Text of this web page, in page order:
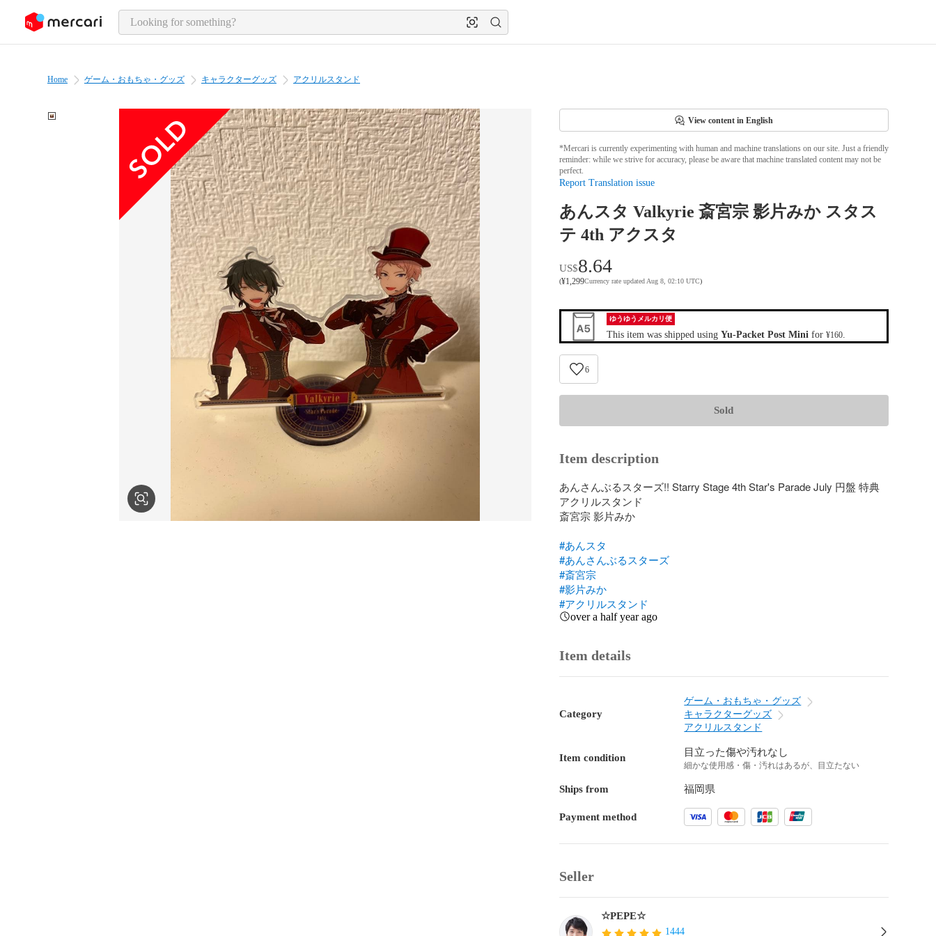
page content
Home ゲーム・おもちゃ・グッズ キャラクターグッズ アクリルスタンド
View content in English
*Mercari is currently experimenting with human and machine translations on our site. Just a friendly
reminder: while we strive for accuracy, please be aware that machine translated content may not be
perfect.
Report Translation issue
あんスタ Valkyrie 斎宮宗 影片みか スタス
テ 4th アクスタ
US$8.64
(¥1,299Currency rate updated Aug 8, 02:10 UTC)
ゆうゆうメルカリ便
This item was shipped using Yu-Packet Post Minifor ¥160.
6
Sold
Item description
あんさんぶるスターズ!! Starry Stage 4th Star's Parade July 円盤 特典
アクリルスタンド
斎宮宗 影片みか
#あんスタ
#あんさんぶるスターズ
#斎宮宗
#影片みか
#アクリルスタンド
over a half year ago
Item details
Category
ゲーム・おもちゃ・グッズ
キャラクターグッズ
アクリルスタンド
Item condition 目立った傷や汚れなし
細かな使用感・傷・汚れはあるが、目立たない
Ships from 福岡県
Payment method
Seller
☆PEPE☆
1444